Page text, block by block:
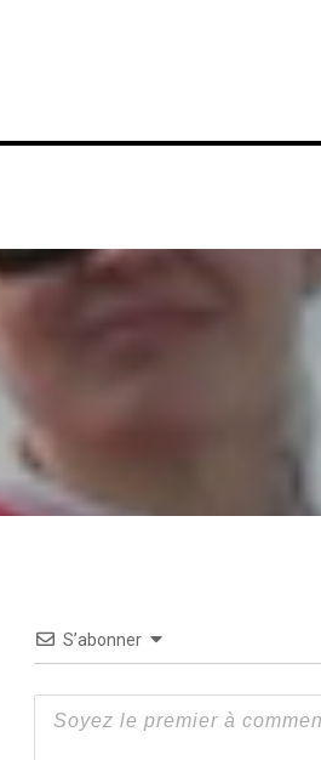
S’abonner